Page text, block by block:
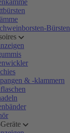
Bürsten
& -klammern